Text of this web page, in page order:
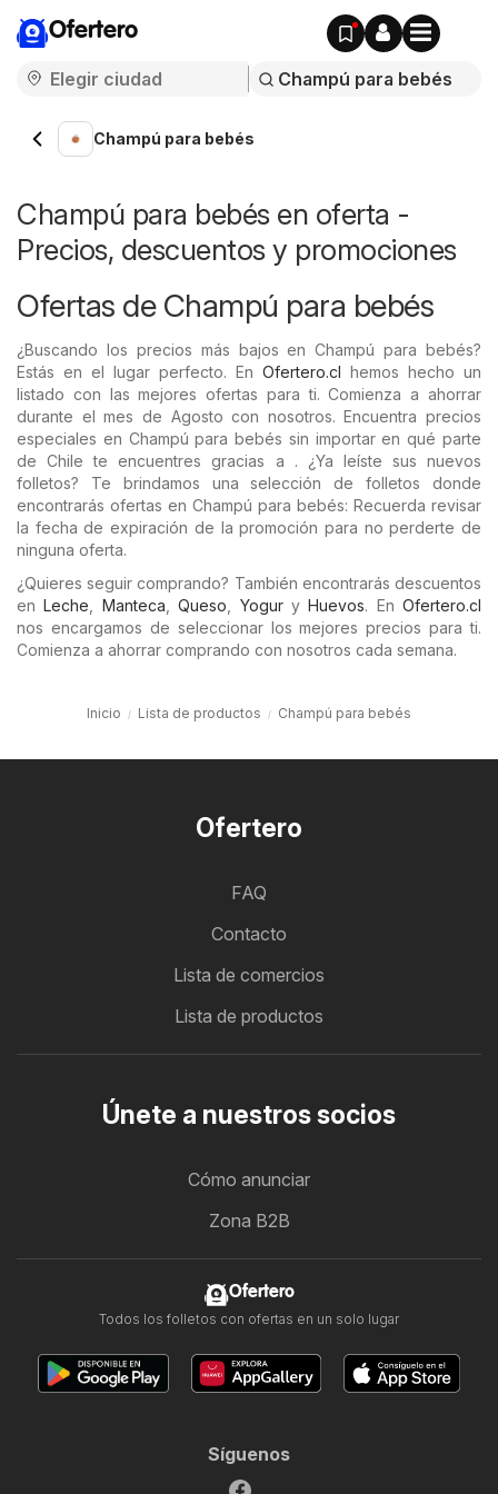
Ofertero
Champú para bebés
Champú para bebés en oferta -
Precios, descuentos y promociones
Ofertas de Champú para bebés
¿Buscando los precios más bajos en Champú para bebés?
Estás en el lugar perfecto. En Ofertero.cl hemos hecho un
listado con las mejores ofertas para ti. Comienza a ahorrar
durante el mes de Agosto con nosotros. Encuentra precios
especiales en Champú para bebés sin importar en qué parte
de Chile te encuentres gracias a . ¿Ya leíste sus nuevos
folletos? Te brindamos una selección de folletos donde
encontrarás ofertas en Champú para bebés: Recuerda revisar
la fecha de expiración de la promoción para no perderte de
ninguna oferta.
¿Quieres seguir comprando? También encontrarás descuentos
enLeche Manteca ,Queso YoguryHuevos. En Ofertero.cl
nos encargamos de seleccionar los mejores precios para ti.
Comienza a ahorrar comprando con nosotros cada semana.
Inicio Lista de productos Champú para bebés
Ofertero
FAQ
Contacto
Lista de comercios
Lista de productos
Únete a nuestros socios
Cómo anunciar
Zona B2B
Ofertero
Todos los folletos con ofertas en un solo lugar
Síguenos